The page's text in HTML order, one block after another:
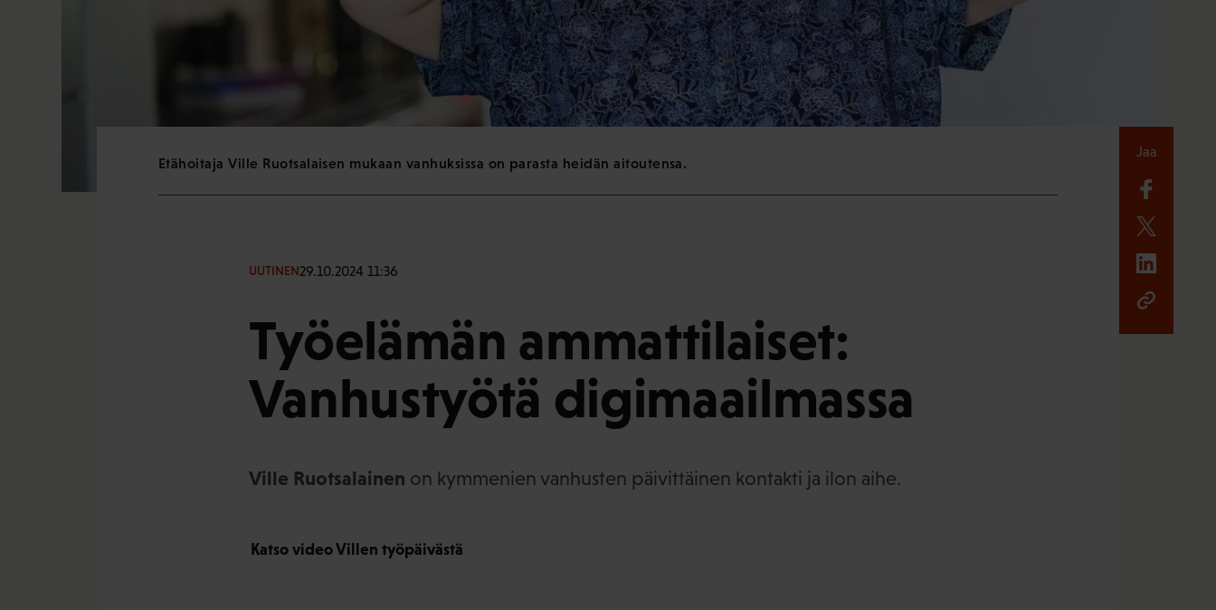
Etähoitaja Ville Ruotsalaisen mukaan vanhuksissa on parasta heidän aitoutensa.
UUTINEN29.10.2024 11:36
Työelämän ammattilaiset:
Vanhustyötä digimaailmassa
Ville Ruotsalainen on kymmenien vanhusten päivittäinen kontakti ja ilon aihe.
Katso video Villen työpäivästä
Jaa